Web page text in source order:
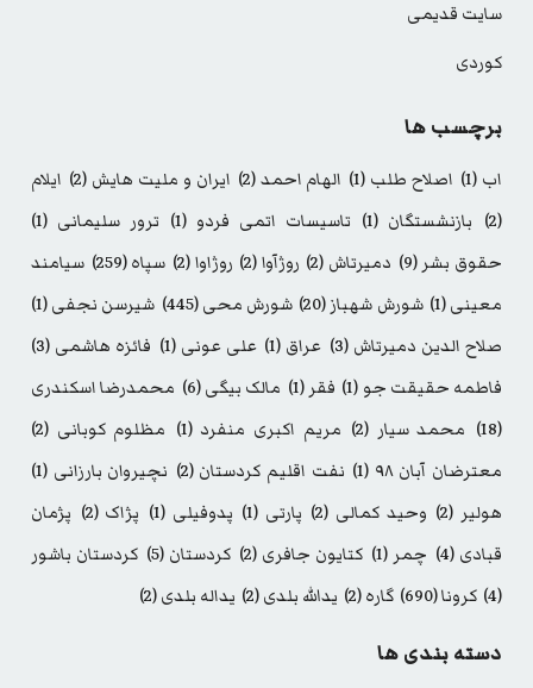
سایت قدیمی
کوردی
برچسب ها
اب (1) اصلاح طلب (1) الهام احمد(2) ایران و ملیت هایش (2)
ایلام
(2)
بازنشستگان (1) تاسیسات اتمی فردو (1) ترور سلیمانی (1)
حقوق بشر (9) دمیرتاش (2) روژآوا(2) روژاوا(2) سپاه(259)
سیامند
معینی(1) شورش شهباز(20) شورش محی(445) شیرسن نجفی(1)
صلاح الدین دمیرتاش (3) عراق (1) علی عونی (1) فائزه هاشمی (3)
فاطمه حقیقت جو (1) فقر (1) مالک بیگی(6)
محمدرضا اسکندری
(18)
محمد سیار (2) مریم اکبری منفرد (1) مظلوم کوبانی (2)
معترضان آبان ۹۸
(1) نفت اقلیم کردستان (2) نچیروان بارزانی (1)
هولیر (2) وحید کمالی (2) پارتی (1) پدوفیلی (1) پژاک (2)
پژمان
قبادی (4) چمر (1) کتایون جافری (2) کردستان (5)
کردستان باشور
(4)
کرونا(690) گاره(2) یدالله بلدی(2) یداله بلدی(2)
دسته بندی ها